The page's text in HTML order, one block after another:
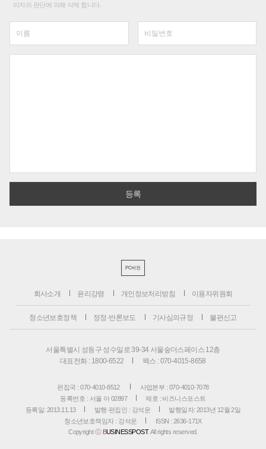
리자의 판단에 의해 삭제 합니다.
PC버전
회사소개 윤리강령 개인정보처리방침 이용자위원회
청소년보호정책 정정·반론보도 기사심의규정 불편신고
서울특별시 성동구 성수일로 39-34 서울숲더스페이스 12층
대표전화 : 1800-6522
팩스 : 070-4015-8658
편집국 : 070-4010-8512
사업본부 : 070-4010-7078
등록번호 : 서울 아 02897
제호 : 비즈니스포스트
등록일: 2013.11.13
발행·편집인 : 강석운
발행일자: 2013년 12월 2일
청소년보호책임자 : 강석운
ISSN : 2636-171X
Copyright ⓒ BUSINESSPOST. All rights reserved.